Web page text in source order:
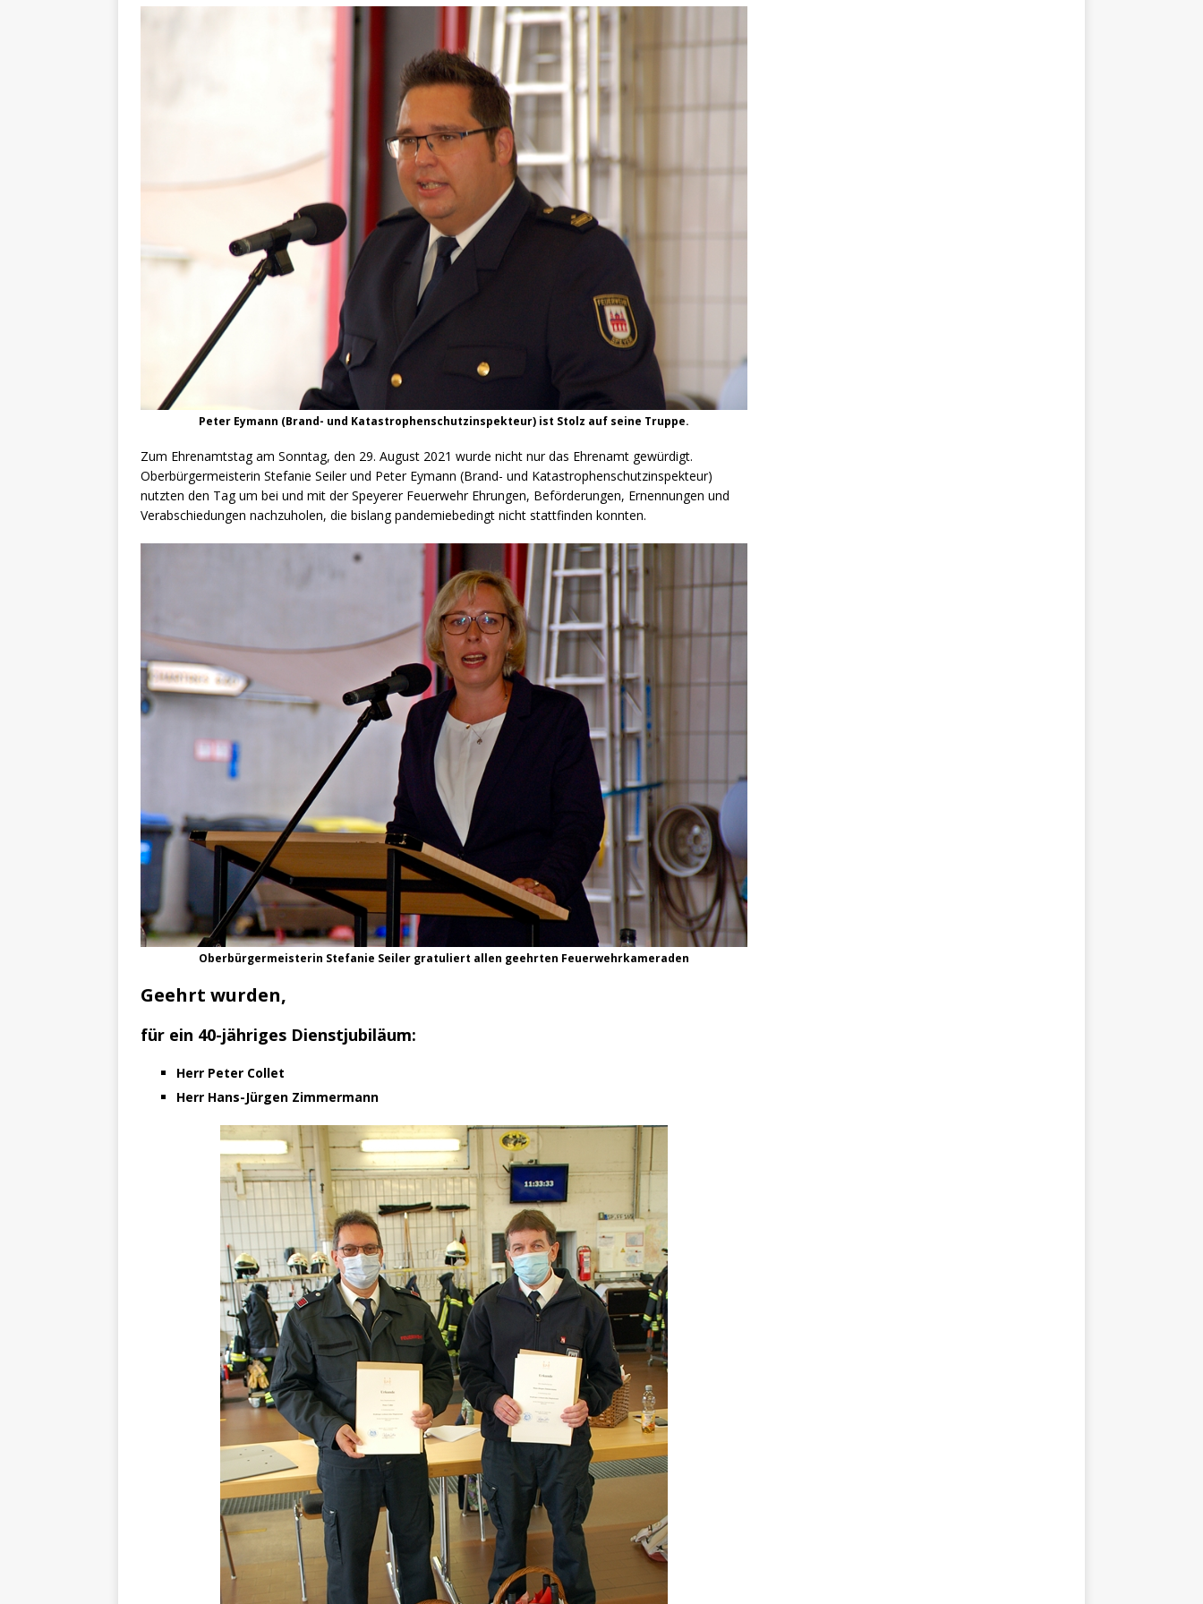
Polizei / Konsumcannabisgesetz (KCanG) BLAULICHTMELDUNGEN
Peter Eymann (Brand- und Katastrophenschutzinspekteur) ist Stolz auf seine Truppe.
Zum Ehrenamtstag am Sonntag, den 29. August 2021 wurde nicht nur das Ehrenamt gewürdigt.
Oberbürgermeisterin Stefanie Seiler und Peter Eymann (Brand- und Katastrophenschutzinspekteur)
nutzten den Tag um bei und mit der Speyerer Feuerwehr Ehrungen, Beförderungen, Ernennungen und
Verabschiedungen nachzuholen, die bislang pandemiebedingt nicht stattfinden konnten.
Oberbürgermeisterin Stefanie Seiler gratuliert allen geehrten Feuerwehrkameraden
Geehrt wurden,
für ein 40-jähriges Dienstjubiläum:
Herr Peter Collet
Herr Hans-Jürgen Zimmermann